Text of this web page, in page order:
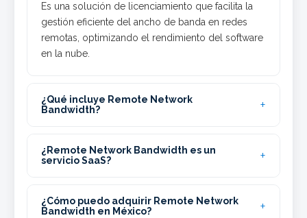
Es una solución de licenciamiento que facilita la
gestión eficiente del ancho de banda en redes
remotas, optimizando el rendimiento del software
en la nube.
¿Qué incluye Remote Network
Bandwidth?
¿Remote Network Bandwidth es un
servicio SaaS?
¿Cómo puedo adquirir Remote Network
Bandwidth en México?